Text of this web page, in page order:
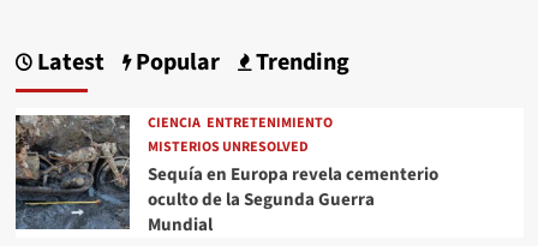
Latest Popular Trending
CIENCIA ENTRETENIMIENTO
MISTERIOS UNRESOLVED
Sequía en Europa revela cementerio
oculto de la Segunda Guerra
Mundial